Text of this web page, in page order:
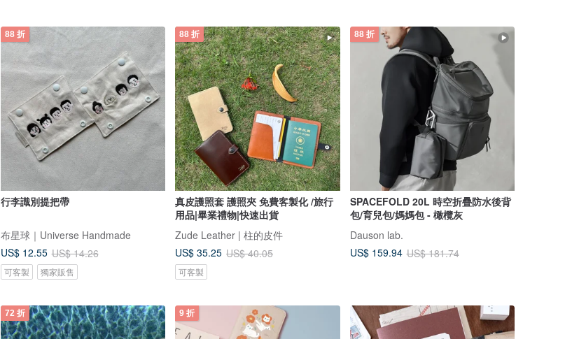
88 折
行李識別提把帶
布星球｜Universe Handmade
US$ 12.55 US$ 14.26
可客製 獨家販售
88 折
真皮護照套 護照夾 免費客製化 /旅行
用品|畢業禮物|快速出貨
Zude Leather | 柱的皮件
US$ 35.25 US$ 40.05
可客製
88 折
SPACEFOLD 20L 時空折疊防水後背
包/育兒包/媽媽包 - 橄欖灰
Dauson lab.
US$ 159.94 US$ 181.74
72 折 9 折